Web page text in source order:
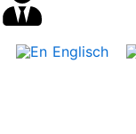
Englisch